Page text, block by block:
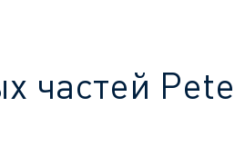
частей